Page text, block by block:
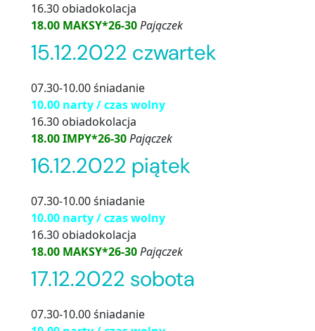
16.30 obiadokolacja
18.00 MAKSY*26-30Pajączek
15.12.2022 czwartek
07.30-10.00 śniadanie
10.00 narty / czas wolny
16.30 obiadokolacja
18.00 IMPY*26-30Pajączek
16.12.2022 piątek
07.30-10.00 śniadanie
10.00 narty / czas wolny
16.30 obiadokolacja
18.00 MAKSY*26-30Pajączek
17.12.2022 sobota
07.30-10.00 śniadanie